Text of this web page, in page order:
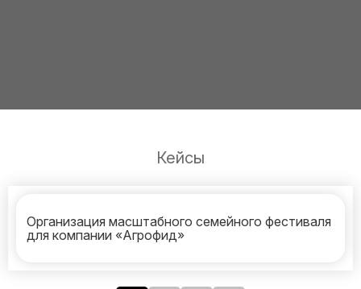
Кейсы
Организация масштабного семейного фестиваля
для компании «Агрофид»